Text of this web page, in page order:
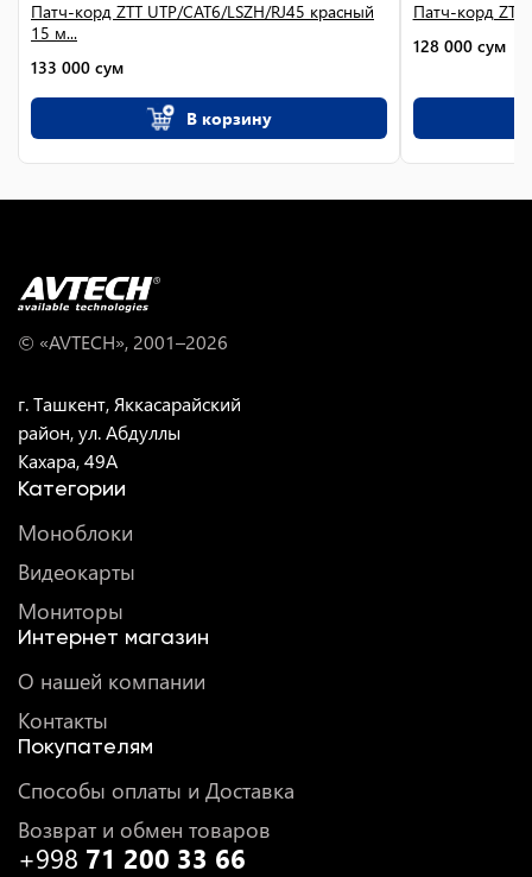
Патч-корд ZTT UTP/CAT6/LSZH/RJ45 красный
15 м...
133 000 сум
В корзину
Патч-корд ZTT
128 000 сум
© «AVTECH», 2001–2026
г. Ташкент, Яккасарайский
район, ул. Абдуллы
Кахара, 49A
Категории
Моноблоки
Видеокарты
Мониторы
Интернет магазин
О нашей компании
Контакты
Покупателям
Способы оплаты и Доставка
Возврат и обмен товаров
+998 71 200 33 66